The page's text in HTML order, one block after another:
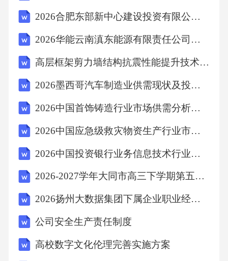
2026合肥东部新中心建设投资有限公司招聘调整202603202604岗位报考专业笔试历年参考题库附带答案详解
2026华能云南滇东能源有限责任公司风电分公司拟录用高校毕业生情况笔试历年参考题库附带答案详解
高层框架剪力墙结构抗震性能提升技术探究
2026墨西哥汽车制造业供需现状及投资评估策略分析报告
2026中国首饰铸造行业市场供需分析及投资评估规划分析研究报告
2026中国应急级救灾物资生产行业市场现状供需分析及投资评估规划分析研究报告
2026中国投资银行业务信息技术行业市场深度调研及投资前景与投资策略研究报告
2026-2027学年大同市高三下学期第五次调研考试数学试题（含答案解析）
2026扬州大数据集团下属企业职业经理人招聘1人备考题库及完整答案详解1套
公司安全生产责任制度
高校数字文化伦理完善实施方案